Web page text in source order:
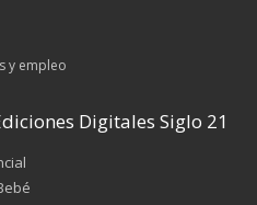
y empleo
Digitales Siglo 21